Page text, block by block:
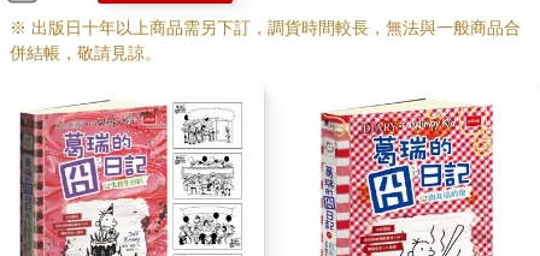
象。這套書到底有什麼過人之處？
我是一直到了美國之後，才發現美國是個非常鼓勵「笑」的社
會，他們有受歡迎的無厘頭情境喜劇、機智幽默的脫口秀、場場
爆滿的搞笑藝人（stand-up comedian）表演，在討論嚴肅正經的
政治議題或是傳播專業知識之外，幽默與風趣也同樣受到重視，
培養某一種會笑或讓別人笑的能力也同樣被賦予價值。相較之
下，臺灣的教育養成好像就少了這個「鼓勵笑」的元素。童書繪
本時常要正經八百富含深意，閱讀所扛負的重擔與我們認為它應
有的意義，使得很多孩子很快就對閱讀胃口全失。但仔細想想，
※ 出版日十年以上商品需另下訂，調貨時間較長，無法與一般商品合
併結帳，敬請見諒。